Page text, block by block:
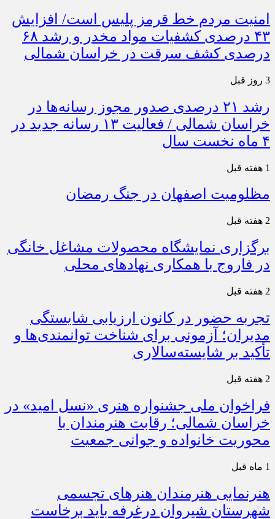
امنیت مردم خط قرمز پلیس است/ افزایش
۴۳ درصدی کشفیات مواد مخدر و رشد ۶۸
درصدی کشف سرقت در خراسان شمالی
3 روز قبل
رشد ۲۱ درصدی صدور مجوز رسانه‌ها در
خراسان شمالی / فعالیت ۱۳ رسانه جدید در
۴ ماه نخست سال
1 هفته قبل
مظلومیت اصفهان در جنگ رمضان
2 هفته قبل
برگزاری نمایشگاه محصولات مشاغل خانگی
در فاروج با همکاری نهادهای محلی
2 هفته قبل
تجربه حضور در کانون ارزیابی شایستگی
مدیران؛ آزمونی برای شناخت توانمندی‌ها و
تأکید بر شایسته‌سالاری
2 هفته قبل
فراخوان ملی جشنواره هنری «نسل امید» در
خراسان شمالی؛ رقابت هنرمندان با
محوریت خانواده و جوانی جمعیت
1 ماه قبل
هنرنمایی هنرمندان هنرهای تجسمی
شهرستان شیروان درغرفه باید برخاست